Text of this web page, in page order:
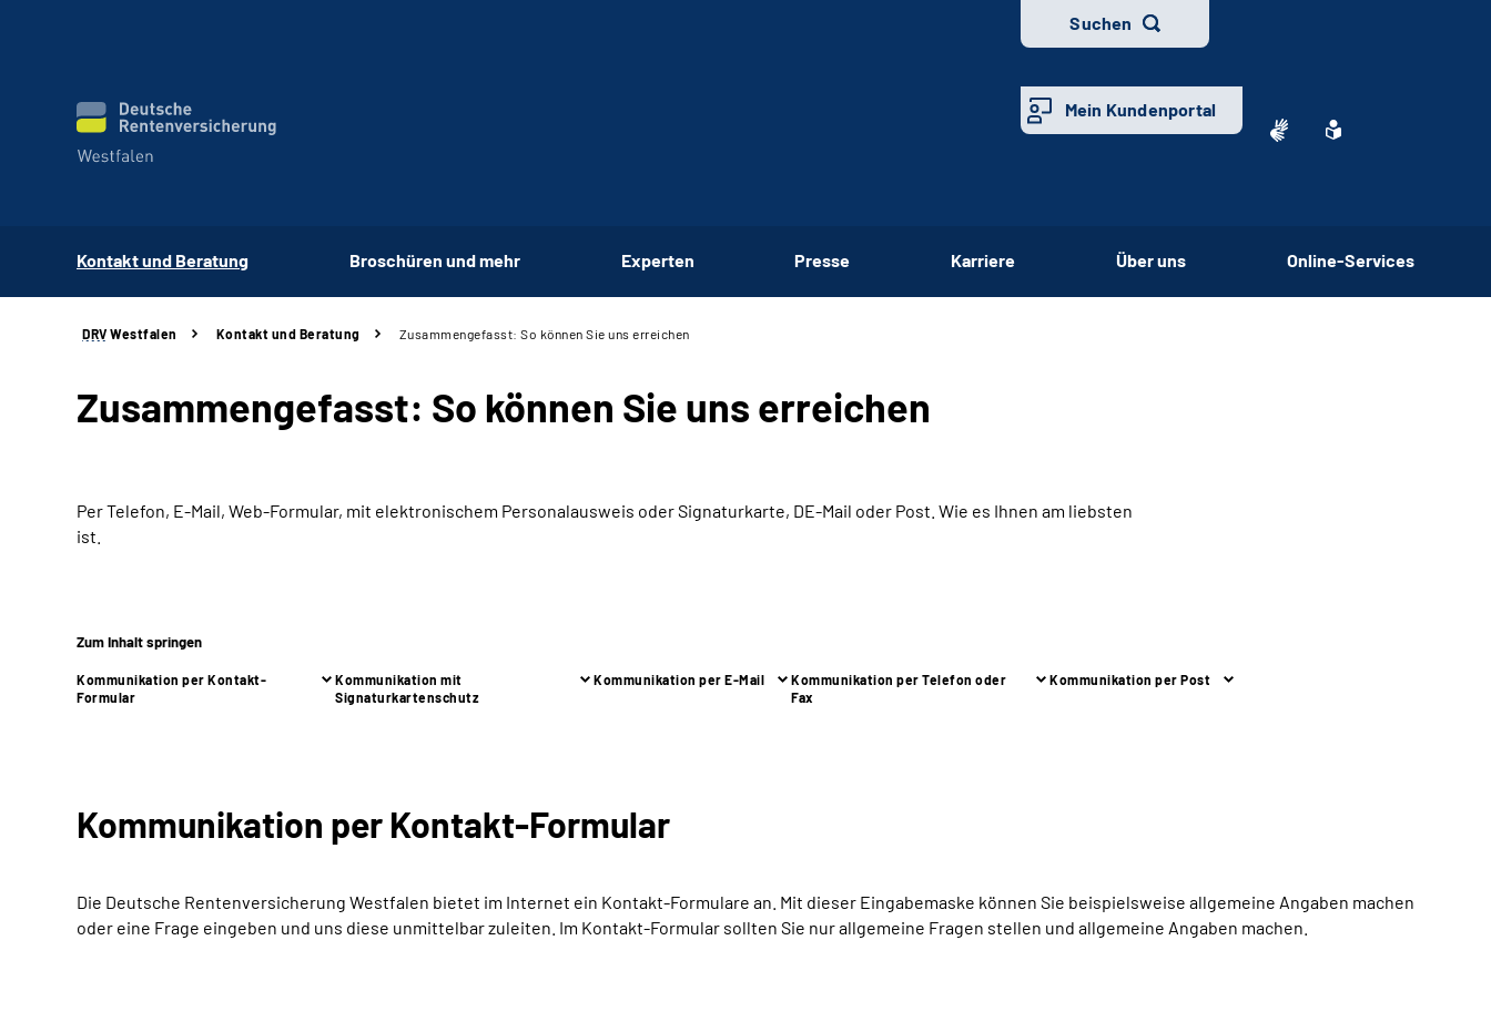
Suchen
Mein Kundenportal
Kontakt und Beratung Broschüren und mehr Experten Presse Karriere Über uns Online-Services
DRV Westfalen Kontakt und Beratung Zusammengefasst: So können Sie uns erreichen
Zusammengefasst: So können Sie uns erreichen
Per Telefon, E-Mail, Web-Formular, mit elektronischem Personalausweis oder Signaturkarte, DE-Mail oder Post. Wie es Ihnen am liebsten
ist.
Zum Inhalt springen
Kommunikation per Kontakt-
Formular
Kommunikation mit
Signaturkartenschutz
Kommunikation per E-Mail
Kommunikation per Telefon oder
Fax
Kommunikation per Post
Kommunikation per Kontakt-Formular
Die Deutsche Rentenversicherung Westfalen bietet im Internet ein Kontakt-Formulare an. Mit dieser Eingabemaske können Sie beispielsweise allgemeine Angaben machen
oder eine Frage eingeben und uns diese unmittelbar zuleiten. Im Kontakt-Formular sollten Sie nur allgemeine Fragen stellen und allgemeine Angaben machen.